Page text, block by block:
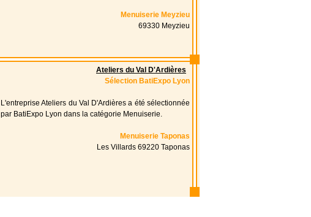
Menuiserie Meyzieu
69330 Meyzieu
Ateliers du Val D'Ardières
Sélection BatiExpo Lyon
L'entreprise Ateliers du Val D'Ardières a été sélectionnée
par BatiExpo Lyon dans la catégorie Menuiserie.
Menuiserie Taponas
Les Villards 69220 Taponas